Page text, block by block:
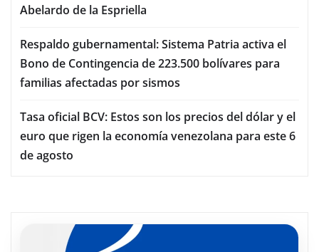
Abelardo de la Espriella
Respaldo gubernamental: Sistema Patria activa el
Bono de Contingencia de 223.500 bolívares para
familias afectadas por sismos
Tasa oficial BCV: Estos son los precios del dólar y el
euro que rigen la economía venezolana para este 6
de agosto